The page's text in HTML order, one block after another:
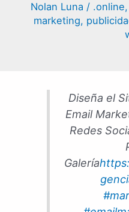
Nolan Luna / .online,
marketing,
Diseña el
Email
Redes
Galería